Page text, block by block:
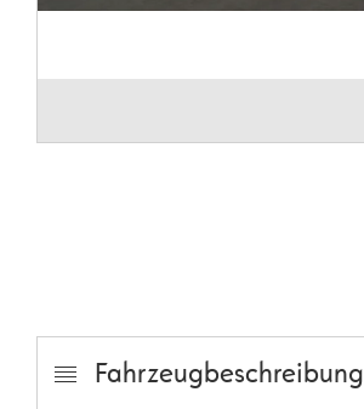
Fahrzeugbeschreibung